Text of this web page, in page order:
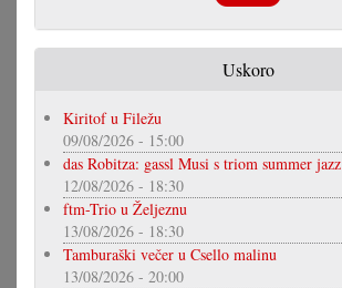
Uskoro
Kiritof u Filežu
09/08/2026 - 15:00
das Robitza: gassl Musi s triom summer jazz
12/08/2026 - 18:30
ftm-Trio u Željeznu
13/08/2026 - 18:30
Tamburaški večer u Csello malinu
13/08/2026 - 20:00